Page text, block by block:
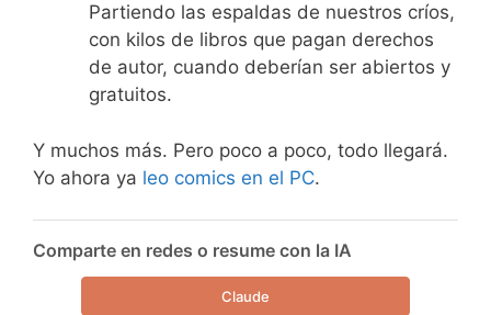
Partiendo las espaldas de nuestros críos,
con kilos de libros que pagan derechos
de autor, cuando deberían ser abiertos y
gratuitos.
Y muchos más. Pero poco a poco, todo llegará.
Yo ahora ya leo comics en el PC.
Comparte en redes o resume con la IA
Claude